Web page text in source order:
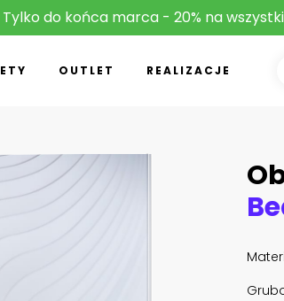
Tylko do końca marca - 20% na
OUTLET REALIZACJE